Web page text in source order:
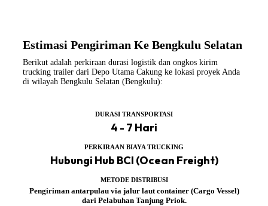
Estimasi Pengiriman Ke Bengkulu Selatan
Berikut adalah perkiraan durasi logistik dan ongkos kirim
trucking trailer dari Depo Utama Cakung ke lokasi proyek Anda
di wilayah Bengkulu Selatan (Bengkulu):
DURASI TRANSPORTASI
4 - 7 Hari
PERKIRAAN BIAYA TRUCKING
Hubungi Hub BCI (Ocean Freight)
METODE DISTRIBUSI
Pengiriman antarpulau via jalur laut container (Cargo Vessel)
dari Pelabuhan Tanjung Priok.